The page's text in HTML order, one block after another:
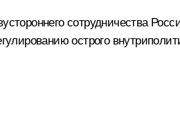
сотрудничества
острого